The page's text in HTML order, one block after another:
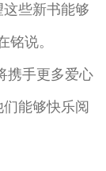
些新书能够
铭说。
携手更多爱心
能够快乐阅